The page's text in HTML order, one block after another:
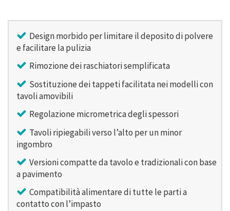
Design morbido per limitare il deposito di polvere
e facilitare la pulizia
Rimozione dei raschiatori semplificata
Sostituzione dei tappeti facilitata nei modelli con
tavoli amovibili
Regolazione micrometrica degli spessori
Tavoli ripiegabili verso l’alto per un minor
ingombro
Versioni compatte da tavolo e tradizionali con base
a pavimento
Compatibilità alimentare di tutte le parti a
contatto con l’impasto